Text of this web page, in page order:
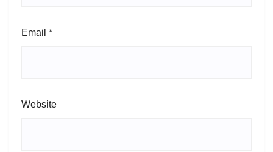
Email *
Website